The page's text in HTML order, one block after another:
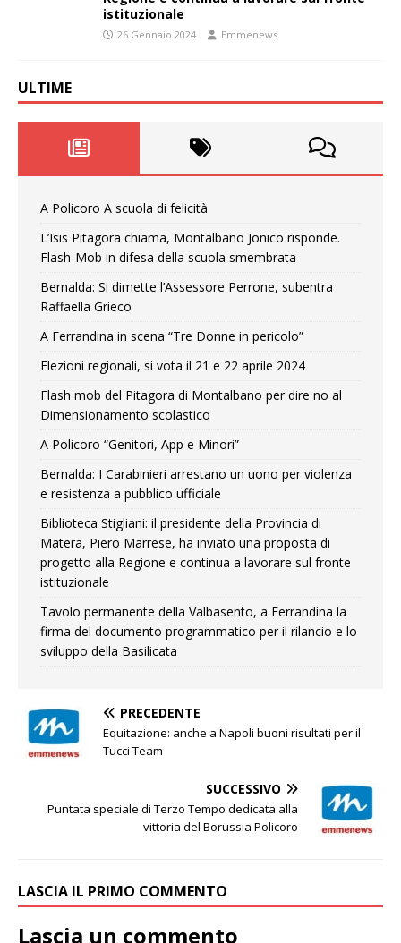
istituzionale
26 Gennaio 2024 Emmenews
ULTIME
A Policoro A scuola di felicità
L’Isis Pitagora chiama, Montalbano Jonico risponde.
Flash-Mob in difesa della scuola smembrata
Bernalda: Si dimette l’Assessore Perrone, subentra
Raffaella Grieco
A Ferrandina in scena “Tre Donne in pericolo”
Elezioni regionali, si vota il 21 e 22 aprile 2024
Flash mob del Pitagora di Montalbano per dire no al
Dimensionamento scolastico
A Policoro “Genitori, App e Minori”
Bernalda: I Carabinieri arrestano un uono per violenza
e resistenza a pubblico ufficiale
Biblioteca Stigliani: il presidente della Provincia di
Matera, Piero Marrese, ha inviato una proposta di
progetto alla Regione e continua a lavorare sul fronte
istituzionale
Tavolo permanente della Valbasento, a Ferrandina la
firma del documento programmatico per il rilancio e lo
sviluppo della Basilicata
PRECEDENTE
Equitazione: anche a Napoli buoni risultati per il
Tucci Team
SUCCESSIVO
Puntata speciale di Terzo Tempo dedicata alla
vittoria del Borussia Policoro
LASCIA IL PRIMO COMMENTO
Lascia un commento